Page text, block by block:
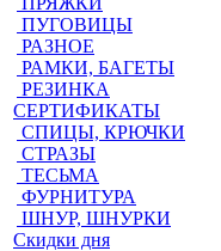
ПУГОВИЦЫ
РАЗНОЕ
РАМКИ, БАГЕТЫ
РЕЗИНКА
СЕРТИФИКАТЫ
СПИЦЫ, КРЮЧКИ
СТРАЗЫ
ТЕСЬМА
ФУРНИТУРА
ШНУР, ШНУРКИ
Скидки дня